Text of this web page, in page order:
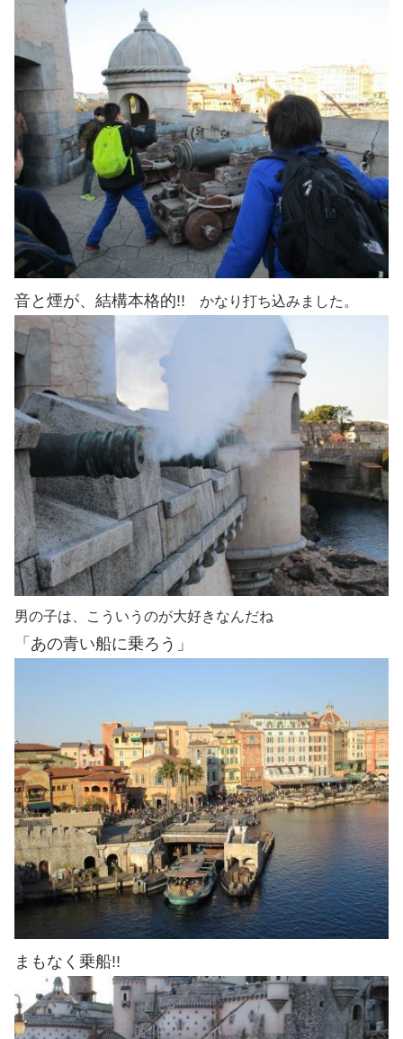
音と煙が、結構本格的!! かなり打ち込みました。
男の子は、こういうのが大好きなんだね
「あの青い船に乗ろう」
まもなく乗船!!